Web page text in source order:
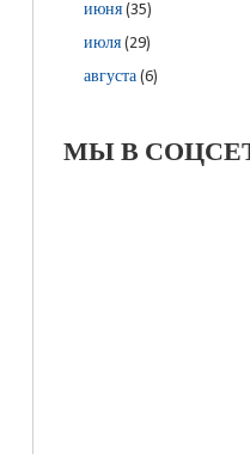
июня(35)
июля(29)
августа(6)
МЫ В